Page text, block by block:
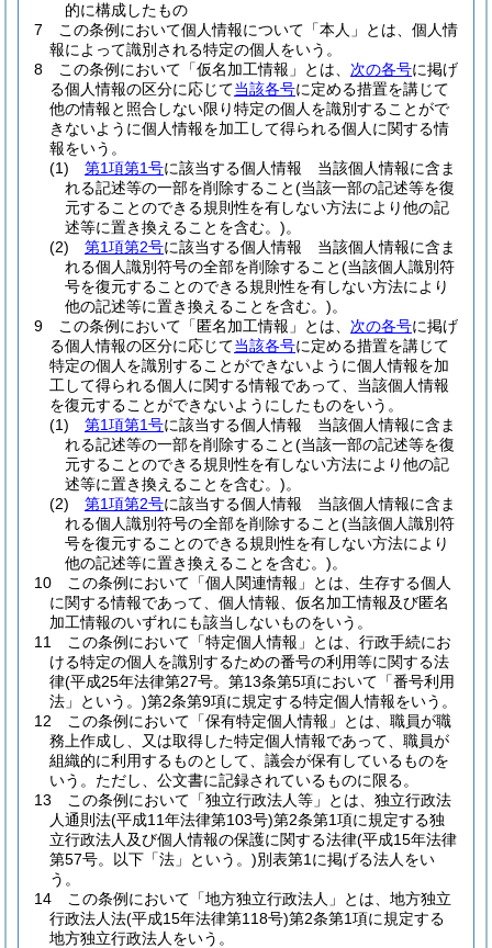
的に構成したもの
7
この条例において個人情報について「本人」とは、個人情
報によって識別される特定の個人をいう。
8
この条例において「仮名加工情報」とは、 次の各号に掲げ
る個人情報の区分に応じて当該各号に定める措置を講じて
他の情報と照合しない限り特定の個人を識別することがで
きないように個人情報を加工して得られる個人に関する情
報をいう。
(1)
第1項第1号に該当する個人情報 当該個人情報に含ま
れる記述等の一部を削除すること(当該一部の記述等を復
元することのできる規則性を有しない方法により他の記
述等に置き換えることを含む。)。
(2)
第1項第2号に該当する個人情報 当該個人情報に含ま
れる個人識別符号の全部を削除すること(当該個人識別符
号を復元することのできる規則性を有しない方法により
他の記述等に置き換えることを含む。)。
9
この条例において「匿名加工情報」とは、 次の各号に掲げ
る個人情報の区分に応じて当該各号に定める措置を講じて
特定の個人を識別することができないように個人情報を加
工して得られる個人に関する情報であって、当該個人情報
を復元することができないようにしたものをいう。
(1)
第1項第1号に該当する個人情報 当該個人情報に含ま
れる記述等の一部を削除すること(当該一部の記述等を復
元することのできる規則性を有しない方法により他の記
述等に置き換えることを含む。)。
(2)
第1項第2号に該当する個人情報 当該個人情報に含ま
れる個人識別符号の全部を削除すること(当該個人識別符
号を復元することのできる規則性を有しない方法により
他の記述等に置き換えることを含む。)。
10
この条例において「個人関連情報」とは、生存する個人
に関する情報であって、個人情報、仮名加工情報及び匿名
加工情報のいずれにも該当しないものをいう。
11
この条例において「特定個人情報」とは、行政手続にお
ける特定の個人を識別するための番号の利用等に関する法
律(平成25年法律第27号。第13条第5項において「番号利用
法」という。)第2条第9項に規定する特定個人情報をいう。
12
この条例において「保有特定個人情報」とは、職員が職
務上作成し、又は取得した特定個人情報であって、職員が
組織的に利用するものとして、議会が保有しているものを
いう。 ただし、公文書に記録されているものに限る。
13
この条例において「独立行政法人等」とは、独立行政法
人通則法(平成11年法律第103号)第2条第1項に規定する独
立行政法人及び個人情報の保護に関する法律(平成15年法律
第57号。以下「法」という。)別表第1に掲げる法人をい
う。
14
この条例において「地方独立行政法人」とは、地方独立
行政法人法(平成15年法律第118号)第2条第1項に規定する
地方独立行政法人をいう。